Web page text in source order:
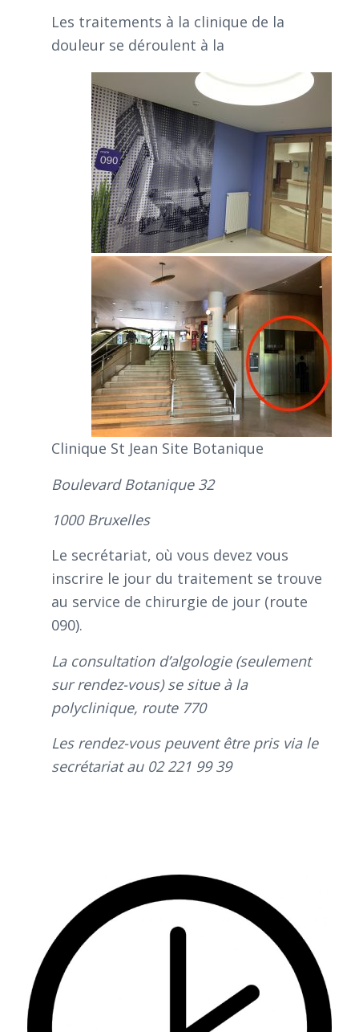
Les traitements à la clinique de la
douleur se déroulent à la
Clinique St Jean Site Botanique
Boulevard Botanique 32
1000 Bruxelles
Le secrétariat, où vous devez vous
inscrire le jour du traitement se trouve
au service de chirurgie de jour (route
090).
La consultation d’algologie (seulement
sur rendez-vous) se situe à la
polyclinique, route 770
Les rendez-vous peuvent être pris via le
secrétariat au 02 221 99 39